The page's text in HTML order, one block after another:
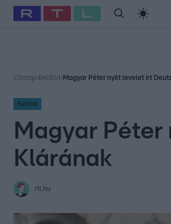
Babits Marcella Szellő István Most
Címlap› Belföld › Magyar Péter nyílt levelet írt
Belföld
Magyar
Klárának
rtl.hu